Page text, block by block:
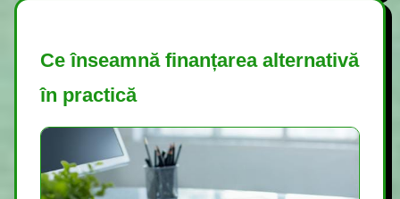
Ce înseamnă finanțarea alternativă
în practică